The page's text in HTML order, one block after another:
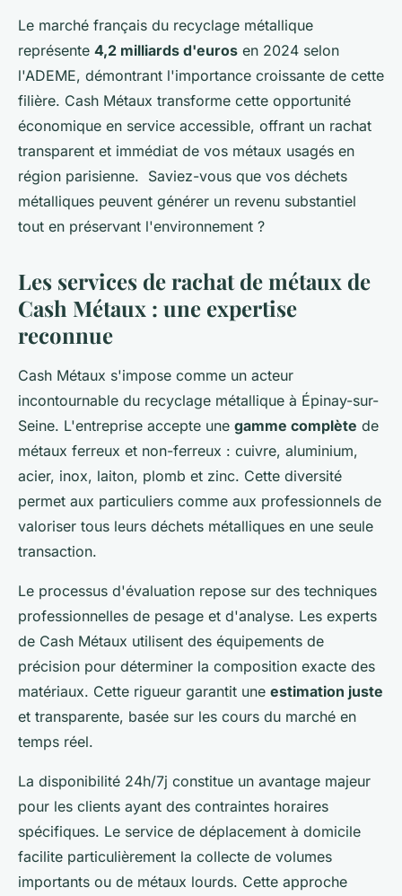
Le marché français du recyclage métallique
représente 4,2 milliards d'euros en 2024 selon
l'ADEME, démontrant l'importance croissante de cette
filière. Cash Métaux transforme cette opportunité
économique en service accessible, offrant un rachat
transparent et immédiat de vos métaux usagés en
région parisienne. Saviez-vous que vos déchets
métalliques peuvent générer un revenu substantiel
tout en préservant l'environnement ?
Les services de rachat de métaux de
Cash Métaux : une expertise
reconnue
Cash Métaux s'impose comme un acteur
incontournable du recyclage métallique à Épinay-sur-
Seine. L'entreprise accepte une gamme complète de
métaux ferreux et non-ferreux : cuivre, aluminium,
acier, inox, laiton, plomb et zinc. Cette diversité
permet aux particuliers comme aux professionnels de
valoriser tous leurs déchets métalliques en une seule
transaction.
Le processus d'évaluation repose sur des techniques
professionnelles de pesage et d'analyse. Les experts
de Cash Métaux utilisent des équipements de
précision pour déterminer la composition exacte des
matériaux. Cette rigueur garantit une estimation juste
et transparente, basée sur les cours du marché en
temps réel.
La disponibilité 24h/7j constitue un avantage majeur
pour les clients ayant des contraintes horaires
spécifiques. Le service de déplacement à domicile
facilite particulièrement la collecte de volumes
importants ou de métaux lourds. Cette approche